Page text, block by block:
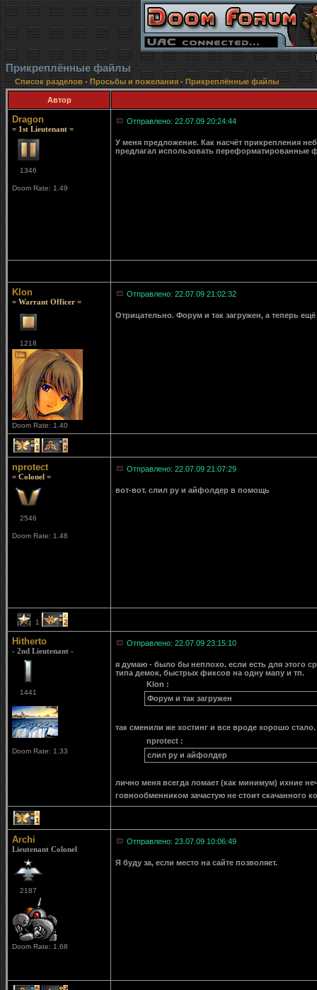
Прикреплённые файлы
Список разделов- Просьбы и пожелания - Прикреплённые файлы
Автор
Dragon
= 1st Lieutenant =
1346
Doom Rate: 1.49
Отправлено: 22.07.09 20:24:44
У меня предложение. Как насчёт прикрепления
предлагал использовать переформатированные
Klon
= Warrant Officer =
1218
Doom Rate: 1.40
Отправлено: 22.07.09 21:02:32
Отрицательно. Форум и так загружен, а теперь ещё
1 2
nprotect
= Colonel =
2546
Doom Rate: 1.48
Отправлено: 22.07.09 21:07:29
вот-вот. слил ру и айфолдер в помощь
1 2
Hitherto
- 2nd Lieutenant -
1441
Doom Rate: 1.33
Отправлено: 22.07.09 23:15:10
я думаю - было бы неплохо. если есть для этого
типа демок, быстрых фиксов на одну мапу и тп.
Klon :
Форум и так загружен
так сменили же хостинг и все вроде хорошо
nprotect :
слил ру и айфолдер
лично меня всегда ломает (как минимум) ихние
говнообменником зачастую не стоит скачанного
1
Archi
Lieutenant Colonel
2187
Doom Rate: 1.68
Отправлено: 23.07.09 10:06:49
Я буду за, если место на сайте позволяет.